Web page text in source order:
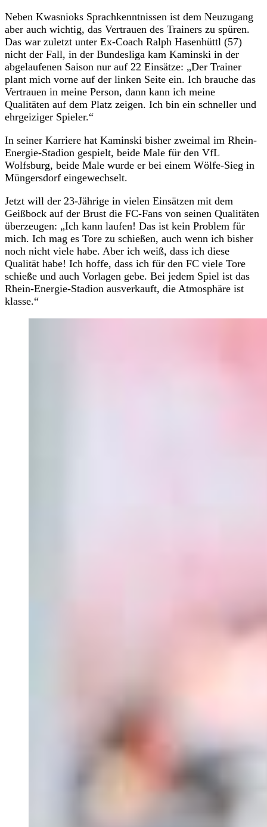
Neben Kwasnioks Sprachkenntnissen ist dem Neuzugang
aber auch wichtig, das Vertrauen des Trainers zu spüren.
Das war zuletzt unter Ex-Coach Ralph Hasenhüttl (57)
nicht der Fall, in der Bundesliga kam Kaminski in der
abgelaufenen Saison nur auf 22 Einsätze: „Der Trainer
plant mich vorne auf der linken Seite ein. Ich brauche das
Vertrauen in meine Person, dann kann ich meine
Qualitäten auf dem Platz zeigen. Ich bin ein schneller und
ehrgeiziger Spieler.“
In seiner Karriere hat Kaminski bisher zweimal im Rhein-
Energie-Stadion gespielt, beide Male für den VfL
Wolfsburg, beide Male wurde er bei einem Wölfe-Sieg in
Müngersdorf eingewechselt.
Jetzt will der 23-Jährige in vielen Einsätzen mit dem
Geißbock auf der Brust die FC-Fans von seinen Qualitäten
überzeugen: „Ich kann laufen! Das ist kein Problem für
mich. Ich mag es Tore zu schießen, auch wenn ich bisher
noch nicht viele habe. Aber ich weiß, dass ich diese
Qualität habe! Ich hoffe, dass ich für den FC viele Tore
schieße und auch Vorlagen gebe. Bei jedem Spiel ist das
Rhein-Energie-Stadion ausverkauft, die Atmosphäre ist
klasse.“